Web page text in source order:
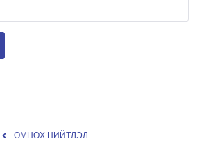
ӨМНӨХ НИЙТЛЭЛ